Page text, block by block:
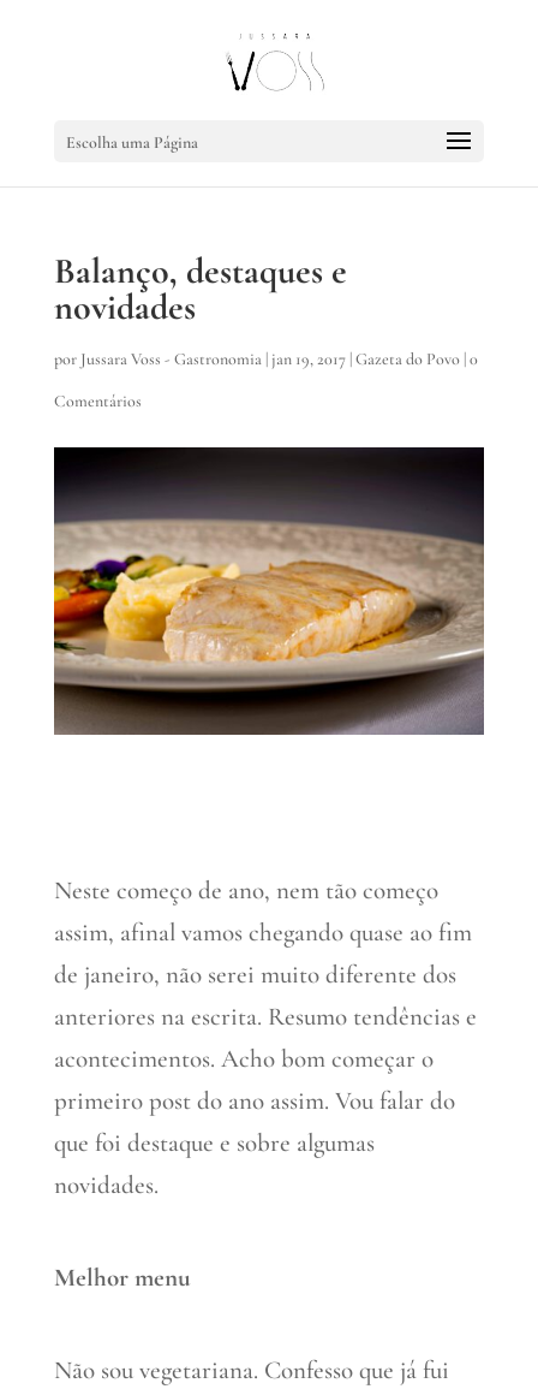
Escolha uma Página
Balanço, destaques e
novidades
por Jussara Voss - Gastronomia|jan 19, 2017|Gazeta do Povo|0
Comentários
Neste começo de ano, nem tão começo
assim, afinal vamos chegando quase ao fim
de janeiro, não serei muito diferente dos
anteriores na escrita. Resumo tendências e
acontecimentos. Acho bom começar o
primeiro post do ano assim. Vou falar do
que foi destaque e sobre algumas
novidades.
Melhor menu
Não sou vegetariana. Confesso que já fui